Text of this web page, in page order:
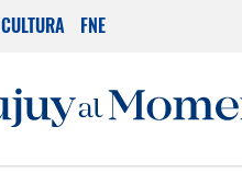
CULTURA FNE